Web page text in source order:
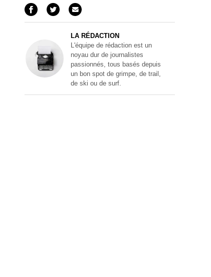
LA RÉDACTION
L'équipe de rédaction est un
noyau dur de journalistes
passionnés, tous basés depuis
un bon spot de grimpe, de trail,
de ski ou de surf.